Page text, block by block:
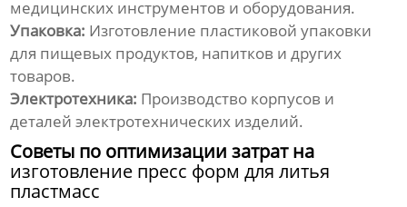
медицинских инструментов и оборудования.
Упаковка: Изготовление пластиковой упаковки
для пищевых продуктов, напитков и других
товаров.
Электротехника: Производство корпусов и
деталей электротехнических изделий.
Советы по оптимизации затрат на
изготовление пресс форм для литья
пластмасс